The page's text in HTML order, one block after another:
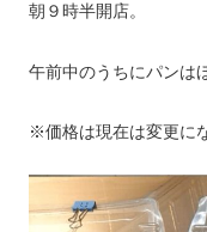
朝９時半開店。
午前中のうちにパンは
※価格は現在は変更に